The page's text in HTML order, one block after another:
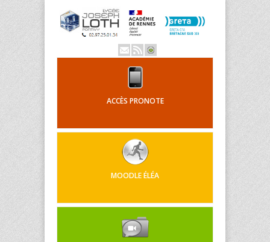
ACCÈS PRONOTE
MOODLE ÉLÉA